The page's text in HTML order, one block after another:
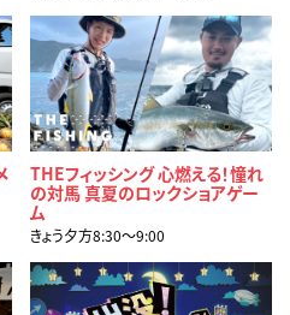
THEフィッシング 心燃える！憧れ
の対馬 真夏のロックショアゲー
ム
きょう夕方8:30〜9:00